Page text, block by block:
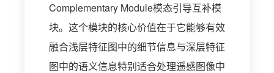
Complementary Module模态引导互补模
块。这个模块的核心价值在于它能够有效
融合浅层特征图中的细节信息与深层特征
图中的语义信息特别适合处理遥感图像中